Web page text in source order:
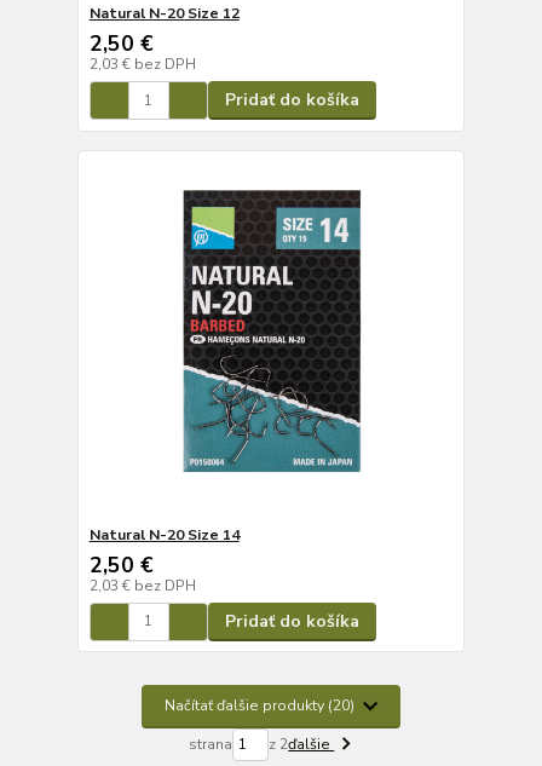
Natural N-20 Size 12
2,50 €
2,03 € bez DPH
Pridať do košíka
Natural N-20 Size 14
2,50 €
2,03 € bez DPH
Pridať do košíka
Načítať ďalšie produkty (20)
strana z 2ďalšie